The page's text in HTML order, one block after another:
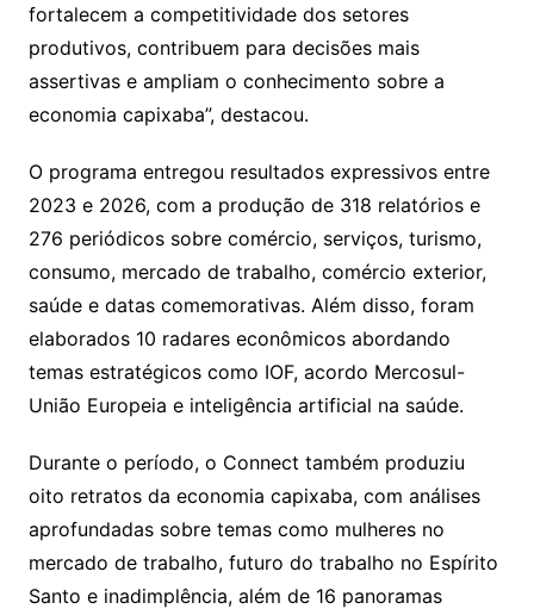
fortalecem a competitividade dos setores
produtivos, contribuem para decisões mais
assertivas e ampliam o conhecimento sobre a
economia capixaba”, destacou.
O programa entregou resultados expressivos entre
2023 e 2026, com a produção de 318 relatórios e
276 periódicos sobre comércio, serviços, turismo,
consumo, mercado de trabalho, comércio exterior,
saúde e datas comemorativas. Além disso, foram
elaborados 10 radares econômicos abordando
temas estratégicos como IOF, acordo Mercosul-
União Europeia e inteligência artificial na saúde.
Durante o período, o Connect também produziu
oito retratos da economia capixaba, com análises
aprofundadas sobre temas como mulheres no
mercado de trabalho, futuro do trabalho no Espírito
Santo e inadimplência, além de 16 panoramas